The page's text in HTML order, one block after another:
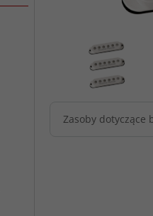
Zasoby dotyczące